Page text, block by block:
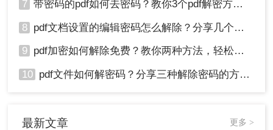
7 带密码的pdf如何去密码？教你3个pdf解密方法！
8 pdf文档设置的编辑密码怎么解除？分享几个解密方法！
9 pdf加密如何解除免费？教你两种方法，轻松解锁pdf文件！
10 pdf文件如何解密码？分享三种解除密码的方法！
最新文章 更多 >